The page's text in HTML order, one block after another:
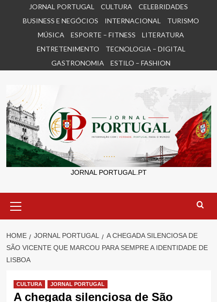
JORNAL PORTUGAL CULTURA
CELEBRIDADES
BUSINESS E NEGÓCIOS
INTERNACIONAL
TURISMO
MÚSICA
ESPORTE – FITNESS
LITERATURA
ENTRETENIMENTO
TECNOLOGIA – DIGITAL
GASTRONOMIA
ESTILO – FASHION
JORNAL PORTUGAL.PT
Menu
HOME JORNAL PORTUGAL
A CHEGADA SILENCIOSA DE
SÃO VICENTE QUE MARCOU PARA SEMPRE A IDENTIDADE DE
LISBOA
CULTURA JORNAL PORTUGAL
A chegada silenciosa de São